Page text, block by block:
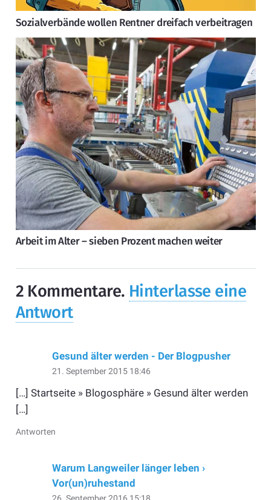
Sozialverbände wollen Rentner dreifach verbeitragen
Arbeit im Alter – sieben Prozent machen weiter
2 Kommentare. Hinterlasse eine
Antwort
Gesund älter werden - Der Blogpusher
21. September 2015 18:46
[…] Startseite » Blogosphäre » Gesund älter werden
[…]
Antworten
Warum Langweiler länger leben ›
Vor(un)ruhestand